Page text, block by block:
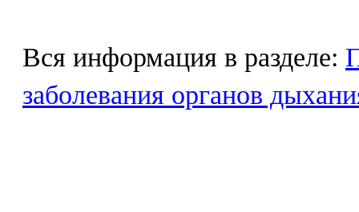
Вся информация в разделе:
заболевания органов